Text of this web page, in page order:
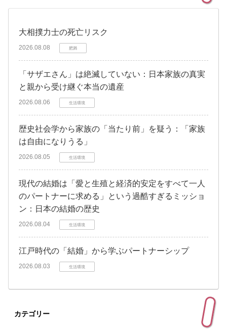
大相撲力士の死亡リスク
2026.08.08 肥満
「サザエさん」は絶滅していない：日本家族の真実
と親から受け継ぐ本当の遺産
2026.08.06 生活環境
歴史社会学から家族の「当たり前」を疑う：「家族
は自由になりうる」
2026.08.05 生活環境
現代の結婚は「愛と生殖と経済的安定をすべて一人
のパートナーに求める」という過酷すぎるミッショ
ン：日本の結婚の歴史
2026.08.04 生活環境
江戸時代の「結婚」から学ぶパートナーシップ
2026.08.03 生活環境
カテゴリー